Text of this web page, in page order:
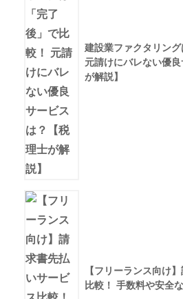
建設業ファクタリン
元請けにバレない優
が解説】
【フリーランス向け
比較！ 手数料や安全